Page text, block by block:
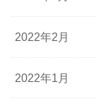
2022年2月
2022年1月